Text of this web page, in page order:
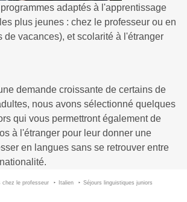
adaptés à l'apprentissage
plus jeunes : chez le professeur ou en
de vacances), et scolarité à l'étranger
demande croissante de certains de
nous avons sélectionné quelques
qui vous permettront également de
à l'étranger pour leur donner une
en langues sans se retrouver entre
chez le professeur Italien Séjours linguistiques juniors